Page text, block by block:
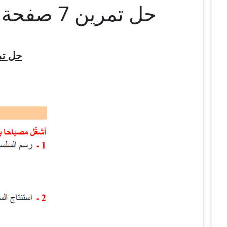
حل تمرين 7 صفحة 60 الفيزياء للسنة الثالثة متوسط – الجيل الثاني
حل